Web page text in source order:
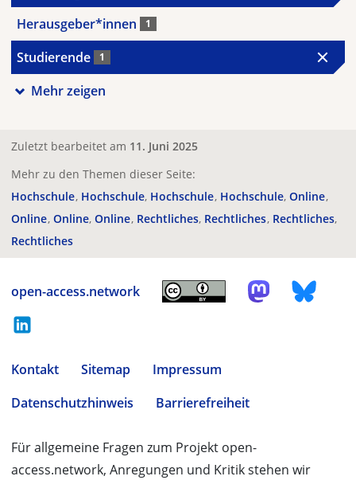
Herausgeber*innen 1
Studierende 1
Mehr zeigen
Zuletzt bearbeitet am 11. Juni 2025
Mehr zu den Themen dieser Seite:
Hochschule Hochschule Hochschule Hochschule Online
Online Online Online Rechtliches Rechtliches Rechtliches
Rechtliches
open-access.network
Kontakt Sitemap
Impressum
Datenschutzhinweis
Barrierefreiheit
Für allgemeine Fragen zum Projekt open-
access.network, Anregungen und Kritik stehen wir